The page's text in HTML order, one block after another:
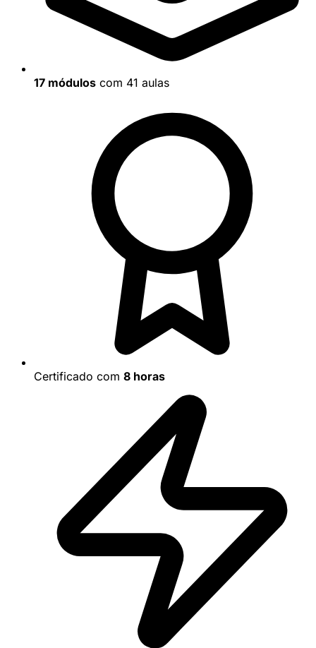
17 módulos com 41 aulas
Certificado com 8 horas